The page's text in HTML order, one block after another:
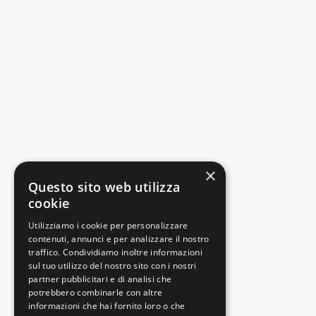
×
Questo sito web utilizza
cookie
Utilizziamo i cookie per personalizzare
contenuti, annunci e per analizzare il nostro
traffico. Condividiamo inoltre informazioni
sul tuo utilizzo del nostro sito con i nostri
partner pubblicitari e di analisi che
potrebbero combinarle con altre
informazioni che hai fornito loro o che